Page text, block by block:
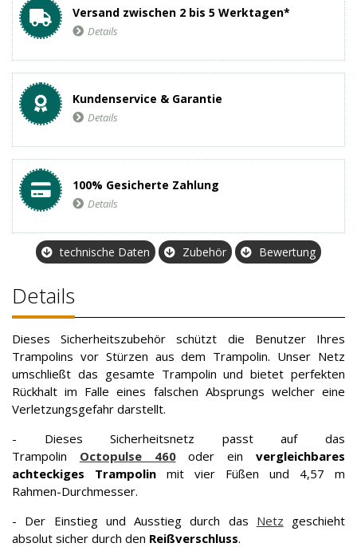
Versand zwischen 2 bis 5 Werktagen*
Details
Kundenservice & Garantie
Details
100% Gesicherte Zahlung
Details
technische Daten Zubehör Bewertung
Details
Dieses Sicherheitszubehör schützt die Benutzer Ihres
Trampolins vor Stürzen aus dem Trampolin. Unser Netz
umschließt das gesamte Trampolin und bietet perfekten
Rückhalt im Falle eines falschen Absprungs welcher eine
Verletzungsgefahr darstellt.
- Dieses Sicherheitsnetz passt auf das
Trampolin Octopulse 460oder einvergleichbares
achteckiges Trampolin mit vier Füßen und 4,57 m
Rahmen-Durchmesser.
- Der Einstieg und Ausstieg durch das Netz geschieht
absolut sicher durch den Reißverschluss.